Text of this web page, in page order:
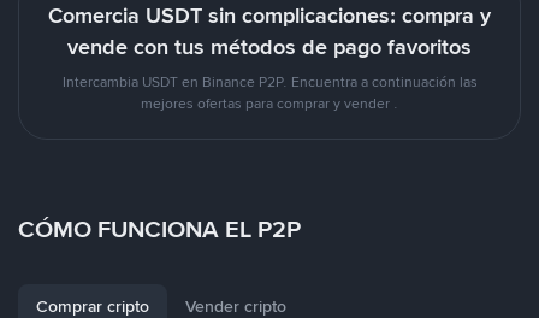
Comercia USDT sin complicaciones: compra y
vende con tus métodos de pago favoritos
Intercambia USDT en Binance P2P. Encuentra a continuación las
mejores ofertas para comprar y vender .
CÓMO FUNCIONA EL P2P
Comprar cripto Vender cripto